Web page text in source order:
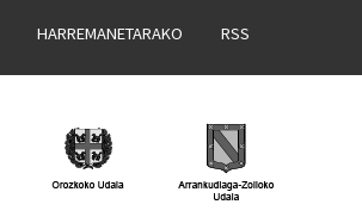
HARREMANETARAKO RSS